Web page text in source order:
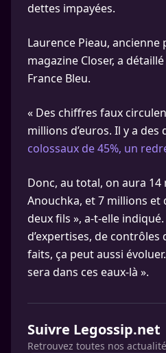
dettes impayées.
Laurence Pieau,
magazine Closer, a
France Bleu.
« Des chiffres faux
millions d’euros. Il y a des
colossaux de 45%, un
Donc, au total, on aura
Anouchka, et 7 millions et
deux fils », a-t-elle
d’expertises, de
faits, ça peut aussi
sera dans ces eaux-là ».
Suivre Legossip.net
Retrouvez toutes nos